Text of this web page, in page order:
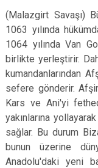
(Malazgirt Savaşı)
1063 yılında
1064 yılında Van
birlikte yerleştirir.
kumandanlarından
sefere gönderir.
Kars ve Ani'yi
yakınlarına
sağlar. Bu durum
bunun üzerine
Anadolu'daki yeni